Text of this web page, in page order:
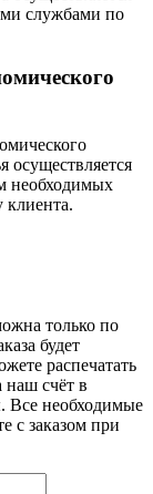
службами по
осуществляется
необходимых
клиента.
только по
будет
распечатать
наш счёт в
Все необходимые
с заказом при